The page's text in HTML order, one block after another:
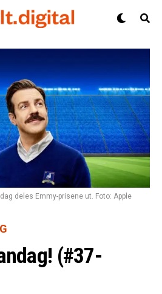
deles Emmy-prisene ut. Foto: Apple
(#37-